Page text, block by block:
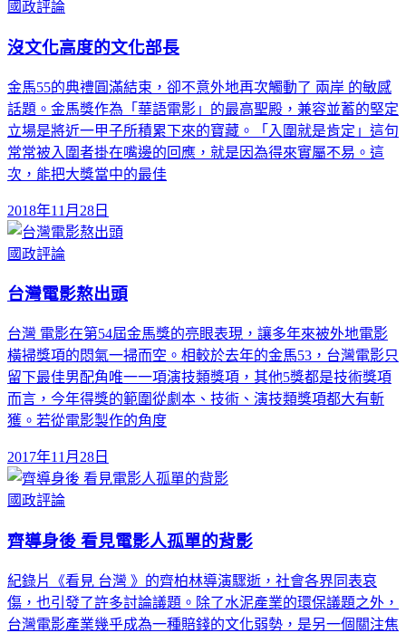
國政評論
沒文化高度的文化部長
金馬55的典禮圓滿結束，卻不意外地再次觸動了 兩岸 的敏感
話題。金馬獎作為「華語電影」的最高聖殿，兼容並蓄的堅定
立場是將近一甲子所積累下來的寶藏。「入圍就是肯定」這句
常常被入圍者掛在嘴邊的回應，就是因為得來實屬不易。這
次，能把大獎當中的最佳
2018年11月28日
國政評論
台灣電影熬出頭
台灣 電影在第54屆金馬獎的亮眼表現，讓多年來被外地電影
橫掃獎項的悶氣一掃而空。相較於去年的金馬53，台灣電影只
留下最佳男配角唯一一項演技類獎項，其他5獎都是技術獎項
而言，今年得獎的範圍從劇本、技術、演技類獎項都大有斬
獲。若從電影製作的角度
2017年11月28日
國政評論
齊導身後 看見電影人孤單的背影
紀錄片《看見 台灣 》的齊柏林導演驟逝，社會各界同表哀
傷，也引發了許多討論議題。除了水泥產業的環保議題之外，
台灣電影產業幾乎成為一種賠錢的文化弱勢，是另一個關注焦